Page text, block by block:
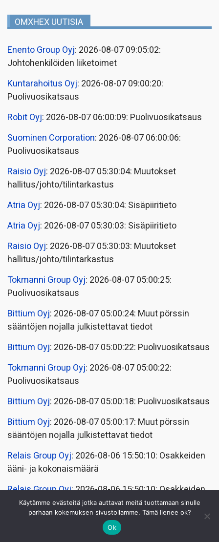
OMXHEX UUTISIA
Enento Group Oyj: 2026-08-07 09:05:02:
Johtohenkilöiden liiketoimet
Kuntarahoitus Oyj: 2026-08-07 09:00:20:
Puolivuosikatsaus
Robit Oyj: 2026-08-07 06:00:09: Puolivuosikatsaus
Suominen Corporation: 2026-08-07 06:00:06:
Puolivuosikatsaus
Raisio Oyj: 2026-08-07 05:30:04: Muutokset
hallitus/johto/tilintarkastus
Atria Oyj: 2026-08-07 05:30:04: Sisäpiiritieto
Atria Oyj: 2026-08-07 05:30:03: Sisäpiiritieto
Raisio Oyj: 2026-08-07 05:30:03: Muutokset
hallitus/johto/tilintarkastus
Tokmanni Group Oyj: 2026-08-07 05:00:25:
Puolivuosikatsaus
Bittium Oyj: 2026-08-07 05:00:24: Muut pörssin
sääntöjen nojalla julkistettavat tiedot
Bittium Oyj: 2026-08-07 05:00:22: Puolivuosikatsaus
Tokmanni Group Oyj: 2026-08-07 05:00:22:
Puolivuosikatsaus
Bittium Oyj: 2026-08-07 05:00:18: Puolivuosikatsaus
Bittium Oyj: 2026-08-07 05:00:17: Muut pörssin
sääntöjen nojalla julkistettavat tiedot
Relais Group Oyj: 2026-08-06 15:50:10: Osakkeiden
ääni- ja kokonaismäärä
Relais Group Oyj: 2026-08-06 15:50:10: Osakkeiden
ääni- ja kokonaismäärä
: 2026-08-06 12:30:14: Sisäpiiritieto
Käytämme evästeitä jotka auttavat meitä tuottamaan sinulle
parhaan kokemuksen sivustollamme. Tämä lienee ok?
Ok